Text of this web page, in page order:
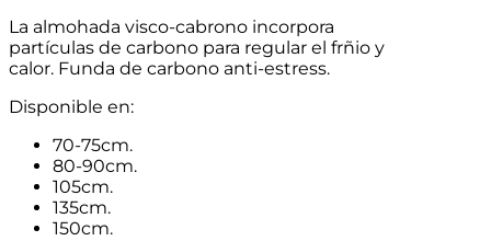
La almohada visco-cabrono incorpora
partículas de carbono para regular el frñio y
calor. Funda de carbono anti-estress.
Disponible en:
70-75cm.
80-90cm.
105cm.
135cm.
150cm.